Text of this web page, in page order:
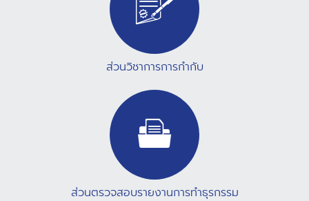
ส่วนวิชาการการกำกับ
ส่วนตรวจสอบรายงานการทำธุรกรรม